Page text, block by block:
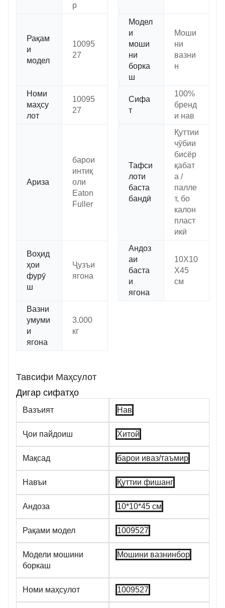
р
Рақам
и
модел
10095
27
Модел
и
моши
ни
борка
ш
Моши
ни
вазни
н
Номи
маҳсу
лот
10095
27
Сифа
т
100%
бренд
и нав
Ариза
барои
интиқ
оли
Eaton
Fuller
Тафси
лоти
баста
бандӣ
Қуттии
чӯбии
бисёр
қабат
а /
палле
т, бо
калон
пласт
икӣ
Воҳид
ҳои
фурӯ
ш
Ҷузъи
ягона
Андоз
аи
баста
и
ягона
10X10
X45
см
Вазни
умуми
и
ягона
3.000
кг
Тавсифи Маҳсулот
Дигар сифатҳо
Вазъият Нав
Ҷои пайдоиш Хитой
Мақсад барои иваз/таъмир
Навъи Қуттии фишанг
Андоза 10*10*45 см
Рақами модел 1009527
Модели мошини
боркаш
Мошини вазнинбор
Номи маҳсулот 1009527